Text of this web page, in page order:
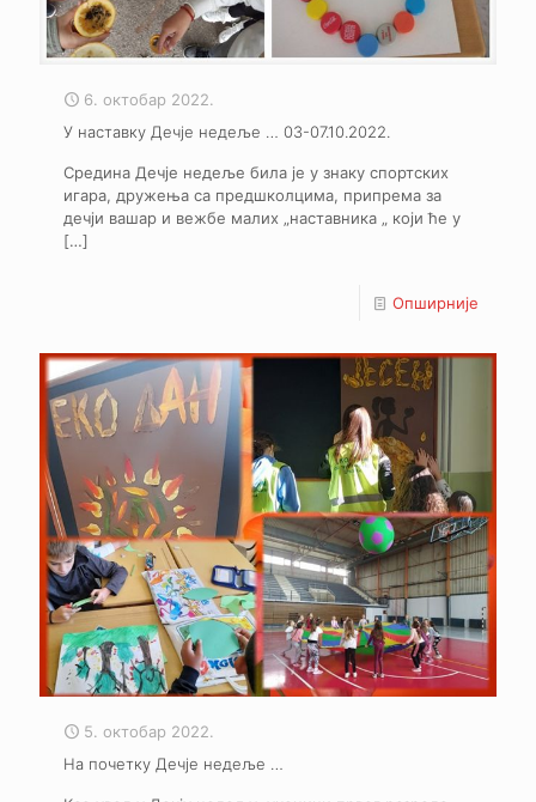
6. октобар 2022.
У наставку Дечје недеље … 03-07.10.2022.
Средина Дечје недеље била је у знаку спортских
игара, дружења са предшколцима, припрема за
дечји вашар и вежбе малих „наставника „ који ће у
[…]
Опширније
5. октобар 2022.
На почетку Дечје недеље …